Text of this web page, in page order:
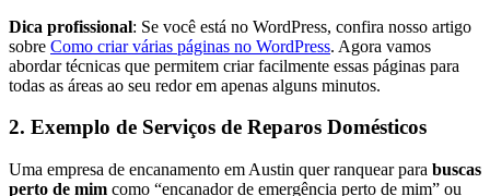
Dica profissional: Se você está no WordPress, confira nosso artigo
sobre Como criar várias páginas no WordPress. Agora vamos
abordar técnicas que permitem criar facilmente essas páginas para
todas as áreas ao seu redor em apenas alguns minutos.
2. Exemplo de Serviços de Reparos Domésticos
Uma empresa de encanamento em Austin quer ranquear para buscas
perto de mim como “encanador de emergência perto de mim” ou